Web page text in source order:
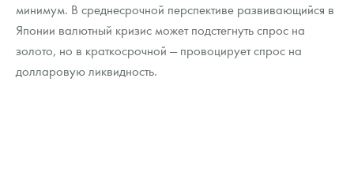
минимум. В среднесрочной перспективе развивающийся в
Японии валютный кризис может подстегнуть спрос на
золото, но в краткосрочной — провоцирует спрос на
долларовую ликвидность.